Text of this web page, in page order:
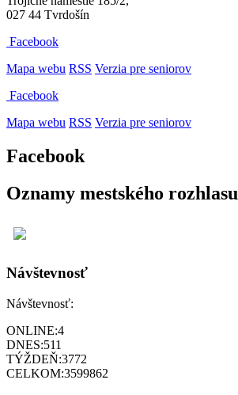
027 44 Tvrdošín
Facebook
Mapa webu RSS Verzia pre seniorov
Facebook
Mapa webu RSS Verzia pre seniorov
Facebook
Oznamy mestského rozhlasu
Návštevnosť
Návštevnosť:
ONLINE:4
DNES:511
TÝŽDEŇ:3772
CELKOM:3599862